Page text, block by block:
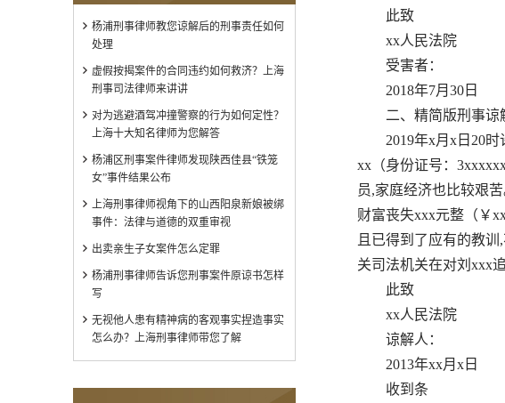
杨浦刑事律师教您谅解后的刑事责任如何
处理
虚假按揭案件的合同违约如何救济？上海
刑事司法律师来讲讲
对为逃避酒驾冲撞警察的行为如何定性？
上海十大知名律师为您解答
杨浦区刑事案件律师发现陕西佳县“铁笼
女”事件结果公布
上海刑事律师视角下的山西阳泉新娘被绑
事件：法律与道德的双重审视
出卖亲生子女案件怎么定罪
杨浦刑事律师告诉您刑事案件原谅书怎样
写
无视他人患有精神病的客观事实捏造事实
怎么办？上海刑事律师带您了解
此致
xx人民法院
受害者：
2018年7月30日
二、精简版刑事谅
2019年x月x日20时
xx（身份证号：
员,家庭经济也比较艰
财富丧失xxx元整（￥
且已得到了应有的教
关司法机关在对刘xxx
此致
xx人民法院
谅解人：
2013年xx月x日
收到条